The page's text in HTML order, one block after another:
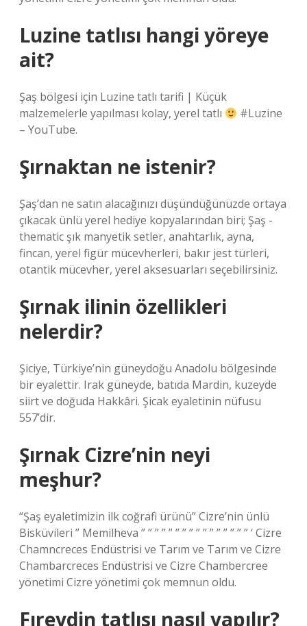
Luzine tatlısı hangi yöreye
ait?
Şaş bölgesi için Luzine tatlı tarifi | Küçük
malzemelerle yapılması kolay, yerel tatlı
#Luzine
– YouTube.
Şırnaktan ne istenir?
Şaş’dan ne satın alacağınızı düşündüğünüzde ortaya
çıkacak ünlü yerel hediye kopyalarından biri; Şaş -
thematic şık manyetik setler, anahtarlık, ayna,
fincan, yerel figür mücevherleri, bakır jest türleri,
otantik mücevher, yerel aksesuarları seçebilirsiniz.
Şırnak ilinin özellikleri
nelerdir?
Şiciye, Türkiye’nin güneydoğu Anadolu bölgesinde
bir eyalettir. Irak güneyde, batıda Mardin, kuzeyde
siirt ve doğuda Hakkâri. Şicak eyaletinin nüfusu
557’dir.
Şırnak Cizre’nin neyi
meşhur?
“Şaş eyaletimizin ilk coğrafi ürünü” Cizre’nin ünlü
Bisküvileri ” Memilheva ” ” ” ” ” ” ” ” ” ” ” ” ” ” ” ” ‘ Cizre
Chamncreces Endüstrisi ve Tarım ve Tarım ve Cizre
Chambarcreces Endüstrisi ve Cizre Chambercree
yönetimi Cizre yönetimi çok memnun oldu.
Fıreydin tatlısı nasıl yapılır?